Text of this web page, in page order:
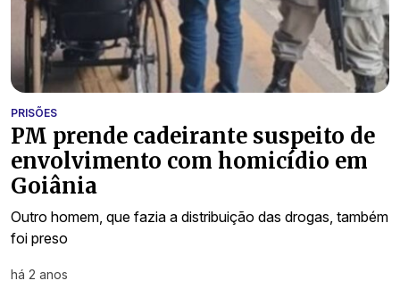
PRISÕES
PM prende cadeirante suspeito de
envolvimento com homicídio em
Goiânia
Outro homem, que fazia a distribuição das drogas, também
foi preso
há 2 anos